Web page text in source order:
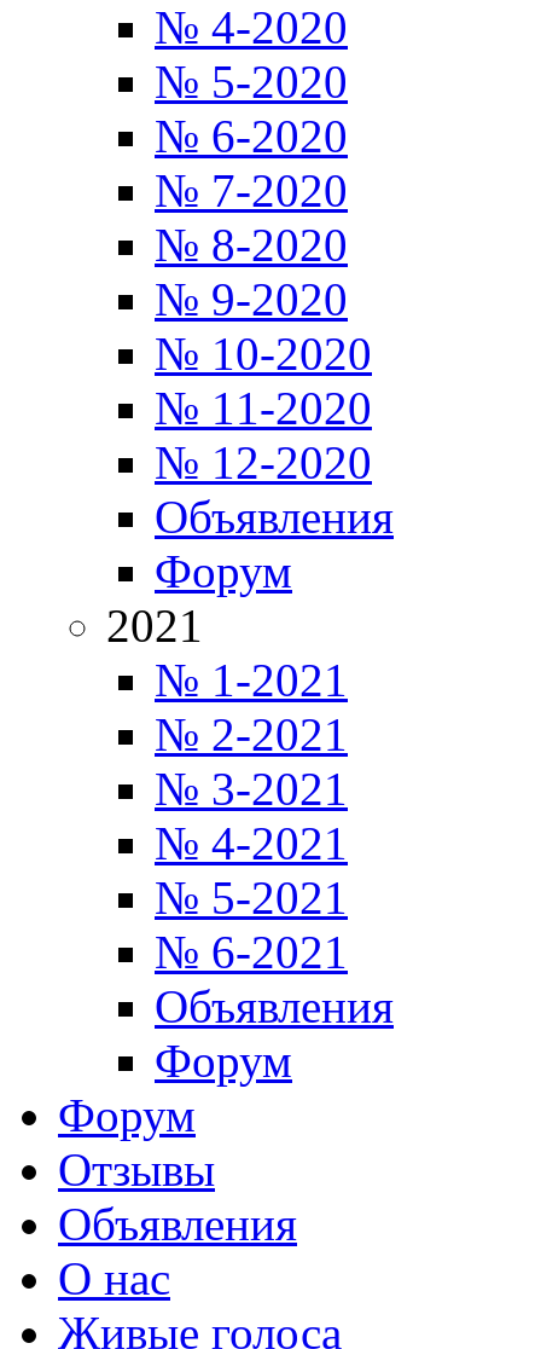
№ 4-2020
№ 5-2020
№ 6-2020
№ 7-2020
№ 8-2020
№ 9-2020
№ 10-2020
№ 11-2020
№ 12-2020
Объявления
Форум
2021
№ 1-2021
№ 2-2021
№ 3-2021
№ 4-2021
№ 5-2021
№ 6-2021
Объявления
Форум
Форум
Отзывы
Объявления
О нас
Живые голоса